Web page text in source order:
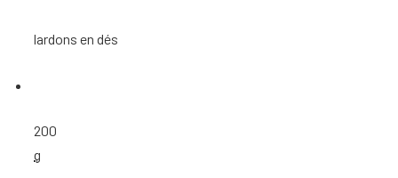
lardons en dés
200
g